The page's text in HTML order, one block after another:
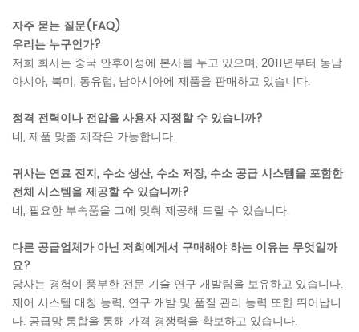
자주 묻는 질문(FAQ)
우리는 누구인가?
저희 회사는 중국 안후이성에 본사를 두고 있으며, 2011년부터 동남
아시아, 북미, 동유럽, 남아시아에 제품을 판매하고 있습니다.
정격 전력이나 전압을 사용자 지정할 수 있습니까?
네, 제품 맞춤 제작은 가능합니다.
귀사는 연료 전지, 수소 생산, 수소 저장, 수소 공급 시스템을 포함한
전체 시스템을 제공할 수 있습니까?
네, 필요한 부속품을 그에 맞춰 제공해 드릴 수 있습니다.
다른 공급업체가 아닌 저희에게서 구매해야 하는 이유는 무엇일까
요?
당사는 경험이 풍부한 전문 기술 연구 개발팀을 보유하고 있습니다.
제어 시스템 매칭 능력, 연구 개발 및 품질 관리 능력 또한 뛰어납니
다. 공급망 통합을 통해 가격 경쟁력을 확보하고 있습니다.